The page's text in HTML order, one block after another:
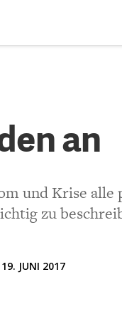
an
und Krise alle
zu
19. JUNI 2017
Schumpeter hin.
Er
benannten Zyklus,